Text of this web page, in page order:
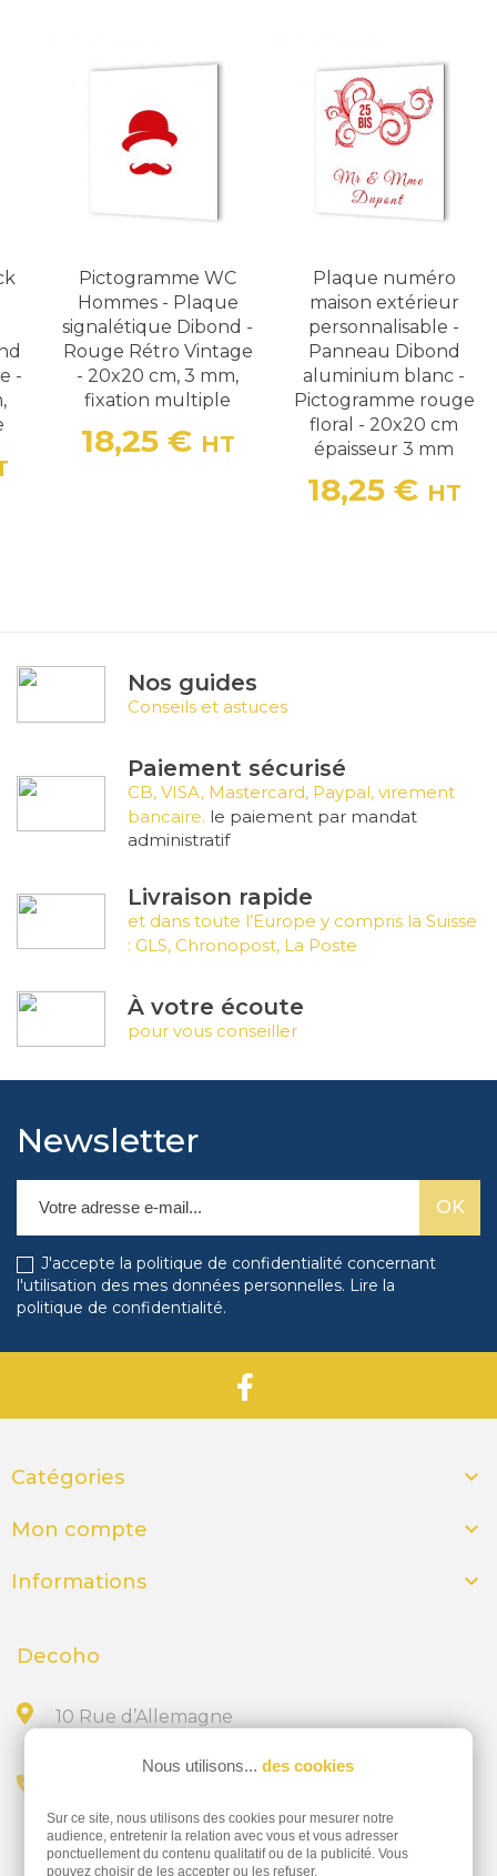
-
Pictogramme WC
Hommes - Plaque
signalétique Dibond -
Rouge Rétro Vintage
- 20x20 cm, 3 mm,
fixation multiple
Prix
18,25 € HT
Plaque numéro
maison extérieur
personnalisable -
Panneau Dibond
aluminium blanc -
Pictogramme rouge
floral - 20x20 cm
épaisseur 3 mm
Prix
18,25 € HT
Nos guides
Conseils et astuces
Paiement sécurisé
CB, VISA, Mastercard, Paypal, virement
bancaire. le paiement par mandat
administratif
Livraison rapide
et dans toute l’Europe y compris la Suisse
: GLS, Chronopost, La Poste
À votre écoute
pour vous conseiller
Newsletter
J'accepte la politique de confidentialité concernant
l'utilisation des mes données personnelles. Lire la
politique de confidentialité.
Catégories 
Mon compte 
Informations 
Decoho
10 Rue d’Allemagne
02 28 23 15 32
Nous utilisons... des cookies
Sur ce site, nous utilisons des cookies pour mesurer notre
audience, entretenir la relation avec vous et vous adresser
ponctuellement du contenu qualitatif ou de la publicité. Vous
pouvez choisir de les accepter ou les refuser.